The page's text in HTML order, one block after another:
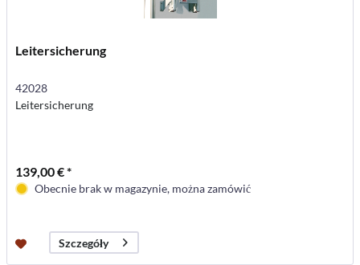
Leitersicherung
42028
Leitersicherung
139,00 € *
Obecnie brak w magazynie, można zamówić
Szczegóły